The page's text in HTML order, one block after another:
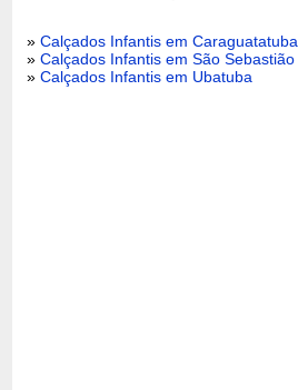
»Calçados Infantis em Caraguatatuba
»Calçados Infantis em São Sebastião
»Calçados Infantis em Ubatuba